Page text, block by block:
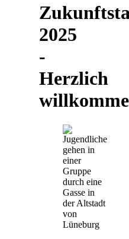
2025
-
Herzlich